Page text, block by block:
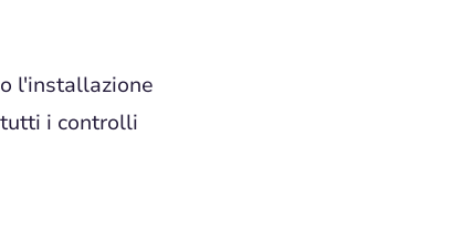
l'installazione
i controlli